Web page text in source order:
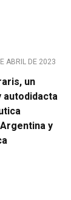
ABRIL DE 2023
un
autodidacta
y